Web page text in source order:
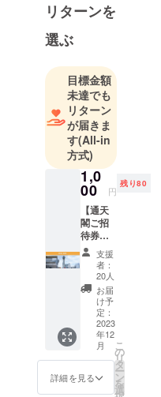
ラシックか
らポピュ
ラーまで誰
もが楽しめ
るコンサー
トを展開
し、各都市
での演奏会
や吹奏楽講
習会、ＣＤ
録音など、
幅広い活動
を通して音
楽文化の向
上と発展の
ために力を
注いでい
る。これま
でに3度の大
阪文化祭
賞、日本民
間放送連盟
賞、日本吹
リターンを
選ぶ
目標金額
未達でも
リターン
が届きま
す(All-in
方式)
1,0
00 円
残り80
【通天
閣ご招
待券を
ご提
供】 一
般展望
台にご
入場い
ただけ
ます。
有効期
限：
2024年
12月
支援
者：
20人
お届
け予
定：
2023
年12
月
詳細を見る
こ
の
リ
タ
ー
ン
を
選